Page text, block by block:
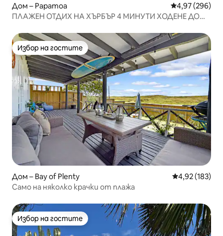
Дом – Papamoa Средна
4,97 (296)
ПЛАЖЕН ОТДИХ НА ХЪРБЪР 4 МИНУТИ ХОДЕНЕ ДО
Избор на гостите
Избор на гостите
Дом – Bay of Plenty Средна
4,92 (183)
Само на няколко крачки от плажа
Избор на гостите
Избор на гостите